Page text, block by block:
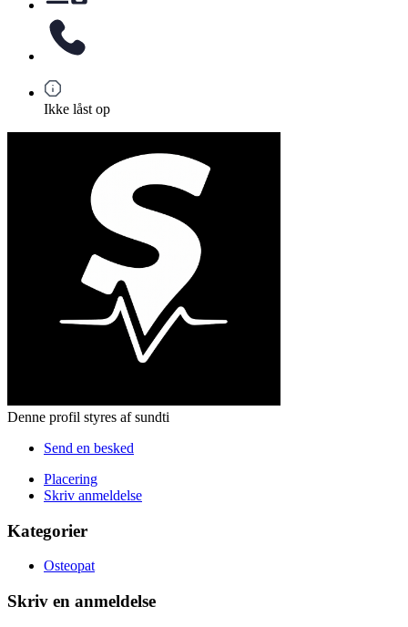
Ikke låst op
Denne profil styres af sundti
Send en besked
Placering
Skriv anmeldelse
Kategorier
Osteopat
Skriv en anmeldelse